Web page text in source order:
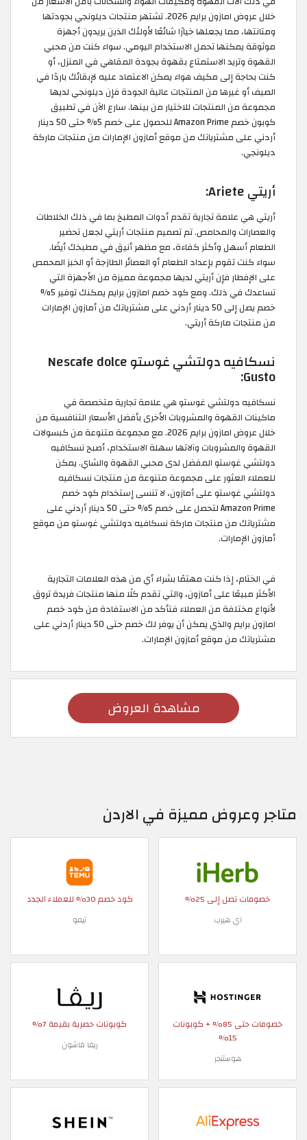
خلال عروض امازون برايم 2026. تشتهر منتجات ديلونجي بجودتها
ومتانتها، مما يجعلها خيارًا شائعًا لأولئك الذين يريدون أجهزة
موثوقة يمكنها تحمل الاستخدام اليومي. سواء كنت من محبي
القهوة وتريد الاستمتاع بقهوة بجودة المقاهي في المنزل، أو
كنت بحاجة إلى مكيف هواء يمكن الاعتماد عليه لإبقائك باردًا في
الصيف أو غيرها من المنتجات عالية الجودة فإن ديلونجي لديها
مجموعة من المنتجات للاختيار من بينها. سارع الآن في تطبيق
كوبون خصم Amazon Prime للحصول على خصم 5% حتى 50 دينار
أردني على مشترياتك من موقع أمازون الإمارات من منتجات ماركة
ديلونجي.
أريتي Ariete:
أريتي هي علامة تجارية تقدم أدوات المطبخ بما في ذلك الخلاطات
والعصارات والمحامص. تم تصميم منتجات أريتي لجعل تحضير
الطعام أسهل وأكثر كفاءة، مع مظهر أنيق في مطبخك أيضًا.
سواء كنت تقوم بإعداد الطعام أو العصائر الطازجة أو الخبز المحمص
على الإفطار فإن أريتي لديها مجموعة مميزة من الأجهزة التي
تساعدك في ذلك. ومع كود خصم امازون برايم يمكنك توفير 5%
خصم يصل إلى 50 دينار أردني على مشترياتك من أمازون الإمارات
من منتجات ماركة أريتي.
نسكافيه دولتشي غوستو Nescafe dolce
Gusto:
نسكافيه دولتشي غوستو هي علامة تجارية متخصصة في
ماكينات القهوة والمشروبات الأخرى بأفضل الأسعار التنافسية من
خلال عروض امازون برايم 2026. مع مجموعة متنوعة من كبسولات
القهوة والمشروبات وآلاتها سهلة الاستخدام، أصبح نسكافيه
دولتشي غوستو المفضل لدى محبي القهوة والشاي. يمكن
للعملاء العثور على مجموعة متنوعة من منتجات نسكافيه
دولتشي غوستو على أمازون، لا تنسى إستخدام كود خصم
Amazon Prime لتحصل على خصم 5% حتى 50 دينار أردني على
مشترياتك من منتجات ماركة نسكافيه دولتشي غوستو من موقع
أمازون الإمارات.
في الختام، إذا كنت مهتمًا بشراء أي من هذه العلامات التجارية
الأكثر مبيعًا على أمازون، والتي تقدم كلًا منها منتجات فريدة تروق
لأنواع مختلفة من العملاء فتأكد من الاستفادة من كود خصم
امازون برايم والذي يمكن أن يوفر لك خصم حتى 50 دينار أردني على
مشترياتك من موقع أمازون الإمارات.
مشاهدة العروض
متاجر وعروض مميزة في الاردن
خصومات تصل إلى 25%
اي هيرب
كود خصم 30% للعملاء الجدد
تيمو
خصومات حتى 85% + كوبونات
15%
هوستنجر
كوبونات حصرية بقيمة 7%
ريفا فاشون